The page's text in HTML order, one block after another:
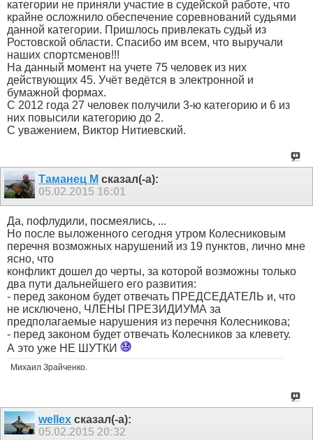
категории не приняли участие в судейской работе, что
крайне осложнило обеспечение соревнований судьями
данной категории. Пришлось привлекать судьй из
Ростовской области. Спасибо им всем, что выручали
наших спортсменов!!!
На данный момент на учете 75 человек из них
действующих 45. Учёт ведётся в электронной и
бумажной формах.
С 2012 года 27 человек получили 3-ю категорию и 6 из
них повысили категорию до 2.
С уважением, Виктор Нитиевский.
Таманец М сказал(-а):
05.02.2015 16:01
Да, пофлудили, посмеялись, ...
Но после выложенного сегодня утром Колесниковым
перечня возможных нарушений из 19 пунктов, лично мне
ясно, что
конфликт дошел до черты, за которой возможны только
два пути дальнейшего его развития:
- перед законом будет отвечать ПРЕДСЕДАТЕЛЬ и, что
не исключено, ЧЛЕНЫ ПРЕЗИДИУМА за
предполагаемые нарушения из перечня Колесникова;
- перед законом будет отвечать Колесников за клевету.
А это уже НЕ ШУТКИ
Михаил Зрайченко.
wellex сказал(-а):
05.02.2015 20:32